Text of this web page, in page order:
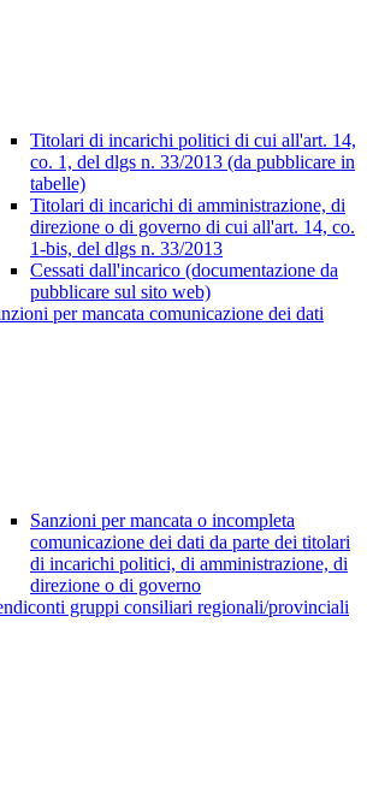
Titolari di incarichi politici di cui all'art. 14,
co. 1, del dlgs n. 33/2013 (da pubblicare in
tabelle)
Titolari di incarichi di amministrazione, di
direzione o di governo di cui all'art. 14, co.
1-bis, del dlgs n. 33/2013
Cessati dall'incarico (documentazione da
pubblicare sul sito web)
per mancata comunicazione dei dati
Sanzioni per mancata o incompleta
comunicazione dei dati da parte dei titolari
di incarichi politici, di amministrazione, di
direzione o di governo
gruppi consiliari regionali/provinciali